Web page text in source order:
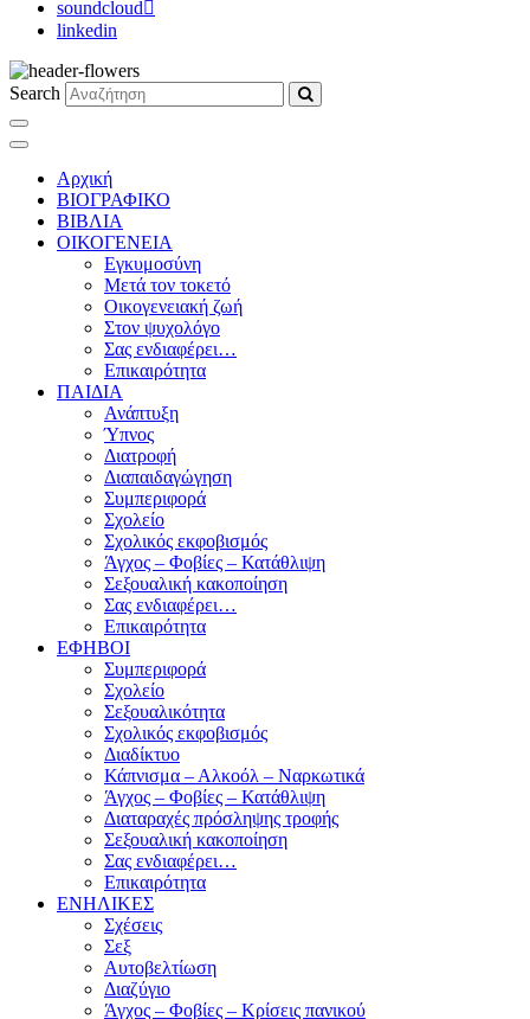
soundcloud
linkedin
Search
Αρχική
ΒΙΟΓΡΑΦΙΚΟ
ΒΙΒΛΙΑ
ΟΙΚΟΓΕΝΕΙΑ
Εγκυμοσύνη
Μετά τον τοκετό
Οικογενειακή ζωή
Στον ψυχολόγο
Σας ενδιαφέρει…
Επικαιρότητα
ΠΑΙΔΙΑ
Ανάπτυξη
Ύπνος
Διατροφή
Διαπαιδαγώγηση
Συμπεριφορά
Σχολείο
Σχολικός εκφοβισμός
Άγχος – Φοβίες – Κατάθλιψη
Σεξουαλική κακοποίηση
Σας ενδιαφέρει…
Επικαιρότητα
ΕΦΗΒΟΙ
Συμπεριφορά
Σχολείο
Σεξουαλικότητα
Σχολικός εκφοβισμός
Διαδίκτυο
Κάπνισμα – Αλκοόλ – Ναρκωτικά
Άγχος – Φοβίες – Κατάθλιψη
Διαταραχές πρόσληψης τροφής
Σεξουαλική κακοποίηση
Σας ενδιαφέρει…
Επικαιρότητα
ΕΝΗΛΙΚΕΣ
Σχέσεις
Σεξ
Αυτοβελτίωση
Διαζύγιο
Άγχος – Φοβίες – Κρίσεις πανικού